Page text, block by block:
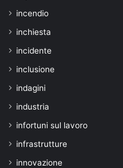
incendio
inchiesta
incidente
inclusione
indagini
industria
infortuni sul lavoro
infrastrutture
innovazione